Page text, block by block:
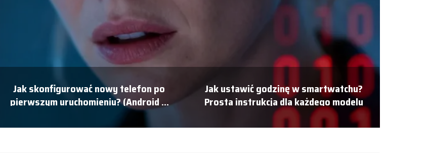
Jak skonfigurować nowy telefon po
pierwszym uruchomieniu? (Android &
Jak ustawić godzinę w smartwatchu?
Prosta instrukcja dla każdego modelu